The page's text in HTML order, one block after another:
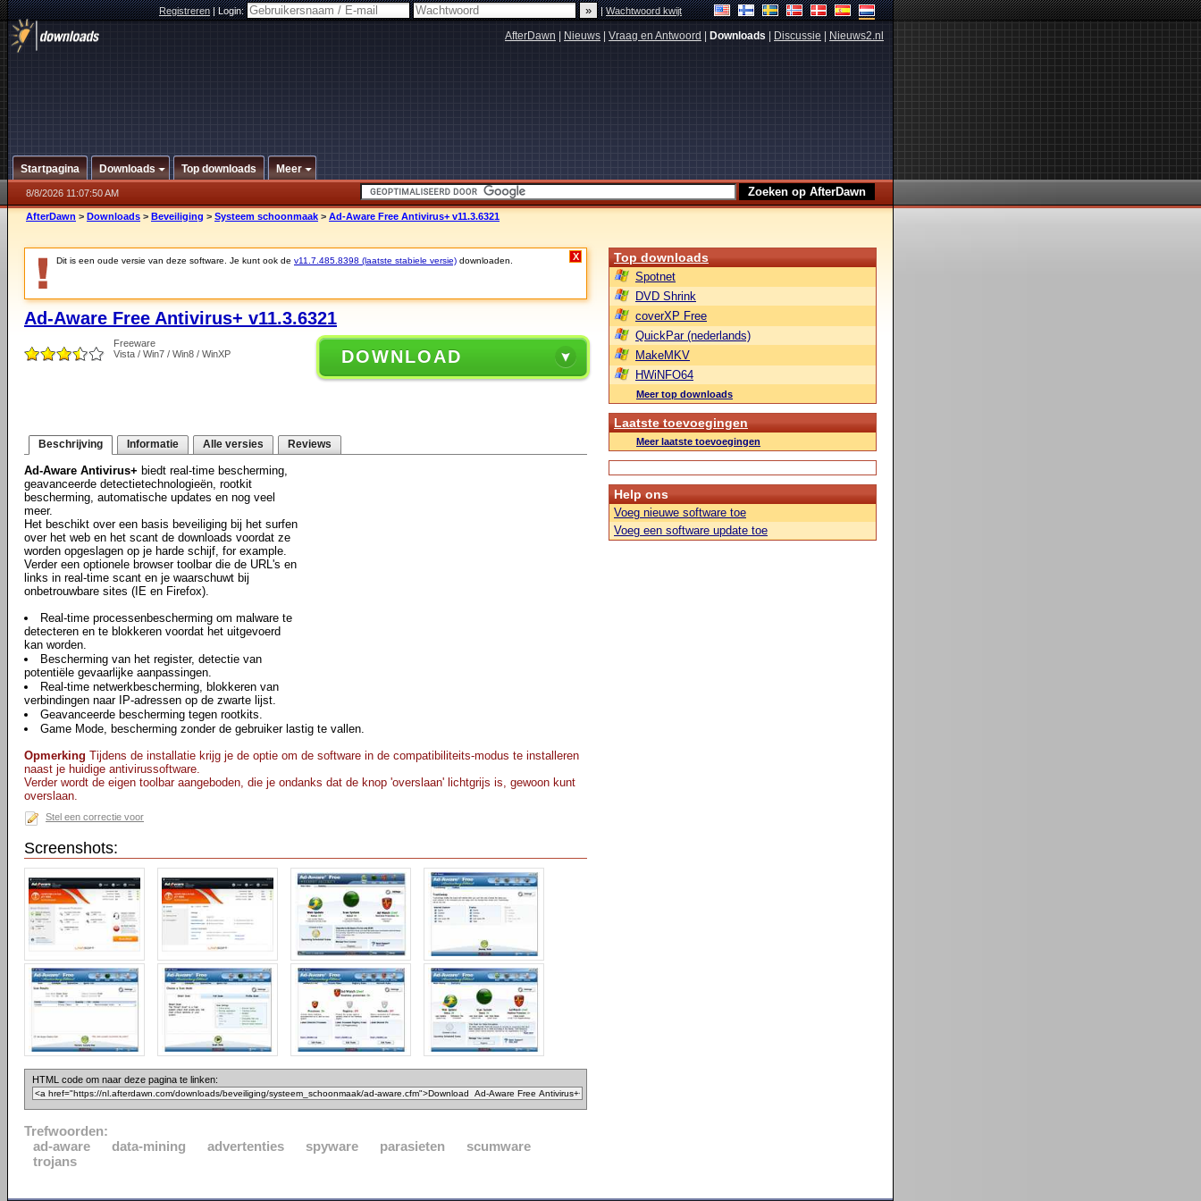
Registreren|Login: |Wachtwoord kwijt
AfterDawn Nieuws Vraag en Antwoord Downloads Discussie Nieuws2.nl
Startpagina Downloads Top downloads Meer
8/8/2026 11:07:50 AM
AfterDawn > Downloads > Beveiliging > Systeem schoonmaak > Ad-Aware Free Antivirus+ v11.3.6321
Dit is een oude versie van deze software. Je kunt ook de v11.7.485.8398 (laatste stabiele versie) downloaden. X
Ad-Aware Free Antivirus+ v11.3.6321
Freeware
Vista / Win7 / Win8 / WinXP
DOWNLOAD
Beschrijving Informatie Alle versies Reviews
Ad-Aware Antivirus+ biedt real-time bescherming,
geavanceerde detectietechnologieën, rootkit
bescherming, automatische updates en nog veel
meer.
Het beschikt over een basis beveiliging bij het surfen
over het web en het scant de downloads voordat ze
worden opgeslagen op je harde schijf, for example.
Verder een optionele browser toolbar die de URL's en
links in real-time scant en je waarschuwt bij
onbetrouwbare sites (IE en Firefox).
Real-time processenbescherming om malware te
detecteren en te blokkeren voordat het uitgevoerd
kan worden.
Bescherming van het register, detectie van
potentiële gevaarlijke aanpassingen.
Real-time netwerkbescherming, blokkeren van
verbindingen naar IP-adressen op de zwarte lijst.
Geavanceerde bescherming tegen rootkits.
Game Mode, bescherming zonder de gebruiker lastig te vallen.
Opmerking Tijdens de installatie krijg je de optie om de software in de compatibiliteits-modus te installeren
naast je huidige antivirussoftware.
Verder wordt de eigen toolbar aangeboden, die je ondanks dat de knop 'overslaan' lichtgrijs is, gewoon kunt
overslaan.
Stel een correctie voor
Screenshots:
HTML code om naar deze pagina te linken:
Trefwoorden:
ad-aware
data-mining advertenties spyware parasieten
scumware
trojans
Top downloads
Spotnet
DVD Shrink
coverXP Free
QuickPar (nederlands)
MakeMKV
HWiNFO64
Meer top downloads
Laatste toevoegingen
Meer laatste toevoegingen
Help ons
Voeg nieuwe software toe
Voeg een software update toe